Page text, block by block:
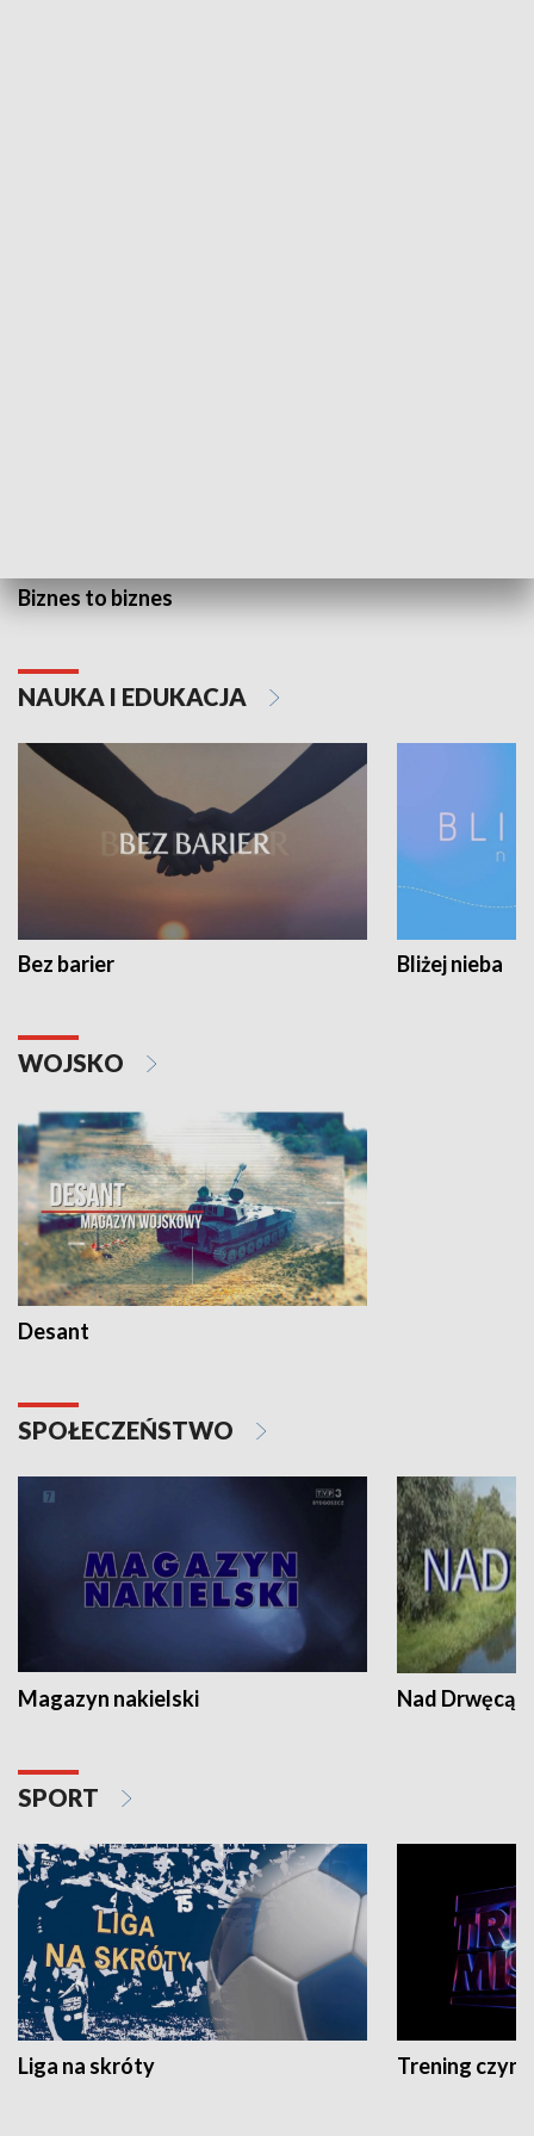
Biznes to biznes
NAUKA I EDUKACJA
Bez barier Bliżej nieba
WOJSKO
Desant
SPOŁECZEŃSTWO
Magazyn nakielski Nad Drwęcą
SPORT
Liga na skróty Trening czyni